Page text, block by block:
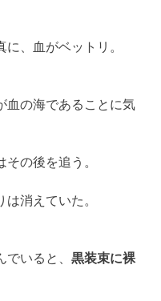
、血がベットリ。
血の海であることに気
の後を追う。
消えていた。
でいると、黒装束に裸